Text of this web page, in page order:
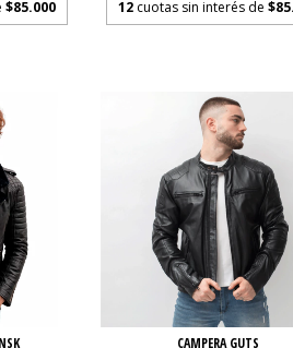
$85.000
12 cuotas sin interés de
CAMPERA GUTS